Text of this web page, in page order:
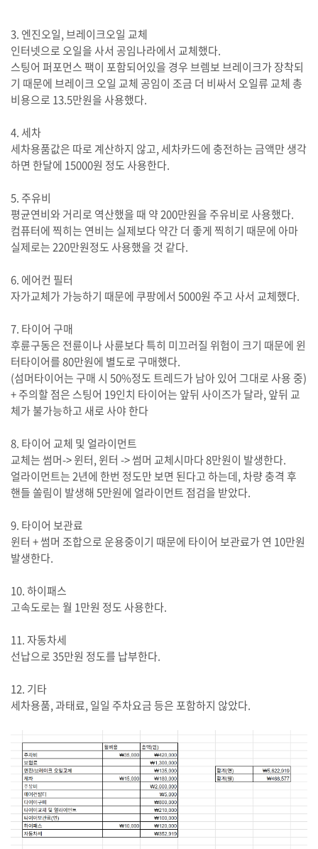
3. 엔진오일, 브레이크오일 교체
인터넷으로 오일을 사서 공임나라에서 교체했다.
스팅어 퍼포먼스 팩이 포함되어있을 경우 브렘보 브레이크가 장착되
기 때문에 브레이크 오일 교체 공임이 조금 더 비싸서 오일류 교체 총
비용으로 13.5만원을 사용했다.
4. 세차
세차용품값은 따로 계산하지 않고, 세차카드에 충전하는 금액만 생각
하면 한달에 15000원 정도 사용한다.
5. 주유비
평균연비와 거리로 역산했을 때 약 200만원을 주유비로 사용했다.
컴퓨터에 찍히는 연비는 실제보다 약간 더 좋게 찍히기 때문에 아마
실제로는 220만원정도 사용했을 것 같다.
6. 에어컨 필터
자가교체가 가능하기 때문에 쿠팡에서 5000원 주고 사서 교체했다.
7. 타이어 구매
후륜구동은 전륜이나 사륜보다 특히 미끄러질 위험이 크기 때문에 윈
터타이어를 80만원에 별도로 구매했다.
(섬머타이어는 구매 시 50%정도 트레드가 남아 있어 그대로 사용 중)
+ 주의할 점은 스팅어 19인치 타이어는 앞뒤 사이즈가 달라, 앞뒤 교
체가 불가능하고 새로 사야 한다
8. 타이어 교체 및 얼라이먼트
교체는 썸머-> 윈터, 윈터 -> 썸머 교체시마다 8만원이 발생한다.
얼라이먼트는 2년에 한번 정도만 보면 된다고 하는데, 차량 충격 후
핸들 쏠림이 발생해 5만원에 얼라이먼트 점검을 받았다.
9. 타이어 보관료
윈터 + 썸머 조합으로 운용중이기 때문에 타이어 보관료가 연 10만원
발생한다.
10. 하이패스
고속도로는 월 1만원 정도 사용한다.
11. 자동차세
선납으로 35만원 정도를 납부한다.
12. 기타
세차용품, 과태료, 일일 주차요금 등은 포함하지 않았다.